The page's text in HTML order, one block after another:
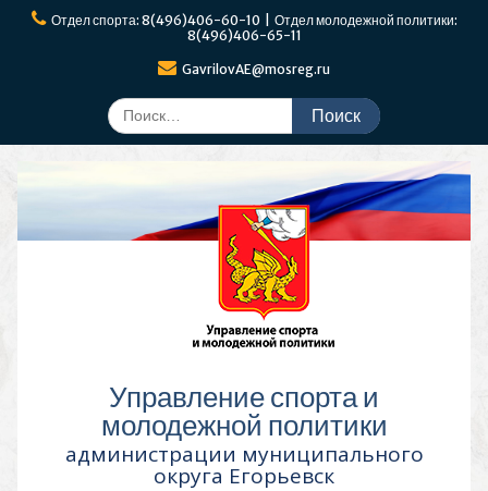
ПерейтиОтдел спорта: 8(496)406-60-10 | Отдел молодежной политики:
8(496)406-65-11
GavrilovAE@mosreg.ru
Поиск
по:
Управление спорта и
молодежной политики
администрации муниципального
округа Егорьевск